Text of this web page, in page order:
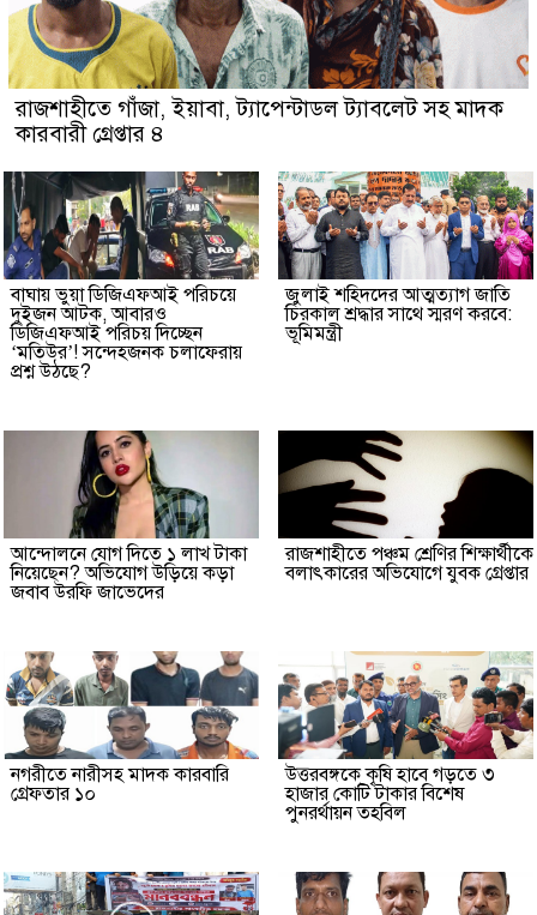
রাজশাহীতে গাঁজা, ইয়াবা, ট্যাপেন্টাডল ট্যাবলেট সহ মাদক
কারবারী গ্রেপ্তার ৪
বাঘায় ভুয়া ডিজিএফআই পরিচয়ে
দুইজন আটক, আবারও
ডিজিএফআই পরিচয় দিচ্ছেন
‘মতিউর’! সন্দেহজনক চলাফেরায়
প্রশ্ন উঠছে?
জুলাই শহিদদের আত্মত্যাগ জাতি
চিরকাল শ্রদ্ধার সাথে স্মরণ করবে:
ভূমিমন্ত্রী
আন্দোলনে যোগ দিতে ১ লাখ টাকা
নিয়েছেন? অভিযোগ উড়িয়ে কড়া
জবাব উরফি জাভেদের
রাজশাহীতে পঞ্চম শ্রেণির শিক্ষার্থীকে
বলাৎকারের অভিযোগে যুবক গ্রেপ্তার
নগরীতে নারীসহ মাদক কারবারি
গ্রেফতার ১০
উত্তরবঙ্গকে কৃষি হাবে গড়তে ৩
হাজার কোটি টাকার বিশেষ
পুনরর্থায়ন তহবিল